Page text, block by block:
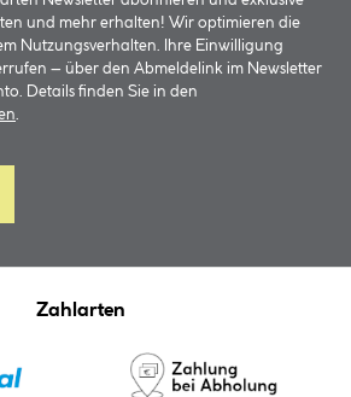
und mehr erhalten! Wir optimieren die
Nutzungsverhalten. Ihre Einwilligung
– über den Abmeldelink im Newsletter
Details finden Sie in den
.
Zahlarten